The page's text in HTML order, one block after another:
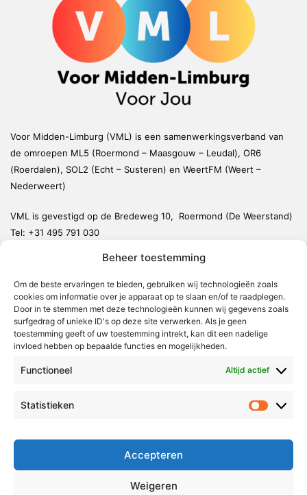
Beheer toestemming
Om de beste ervaringen te bieden, gebruiken wij technologieën zoals
cookies om informatie over je apparaat op te slaan en/of te raadplegen.
Door in te stemmen met deze technologieën kunnen wij gegevens zoals
surfgedrag of unieke ID's op deze site verwerken. Als je geen
toestemming geeft of uw toestemming intrekt, kan dit een nadelige
invloed hebben op bepaalde functies en mogelijkheden.
Functioneel Altijd actief
Statistieken
Accepteren
Weigeren
Voor Midden-Limburg (VML) is een samenwerkingsverband van
de omroepen ML5 (Roermond – Maasgouw – Leudal), OR6
(Roerdalen), SOL2 (Echt – Susteren) en WeertFM (Weert –
Nederweert)
VML is gevestigd op de Bredeweg 10, Roermond (De Weerstand)
Tel: +31 495 791 030
Weert
Nederweert
Leudal
Maasgouw
Echt-Susteren
Roermond
Radio & TV